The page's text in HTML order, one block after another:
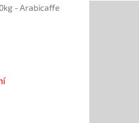
- Arabicaffe